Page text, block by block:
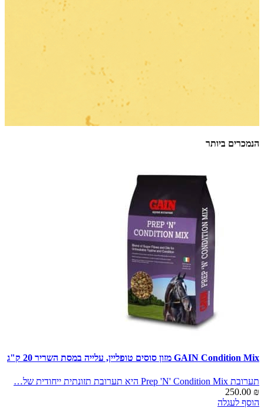
הנמכרים ביותר
GAIN Condition Mix מזון סוסים טופליין, עלייה במסת השריר 20 ק"ג
תערובת Prep 'N' Condition Mix היא תערובת תזונתית ייחודית של…
250.00 ₪
הוסף לעגלה